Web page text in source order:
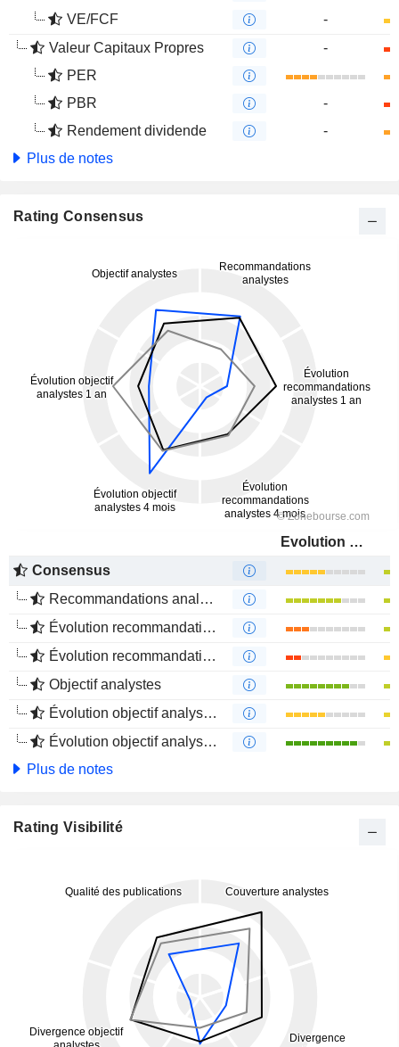
VE/FCF
-
Valeur Capitaux Propres
-
PER
PBR
-
Rendement dividende
-
Plus de notes
Rating Consensus
Evolution PowerX Corp.
Consensus
Recommandations analystes
Évolution recommandations analystes 1 an
Évolution recommandations analystes 4 mois
Objectif analystes
Évolution objectif analystes 1 an
Évolution objectif analystes 4 mois
Plus de notes
Rating Visibilité